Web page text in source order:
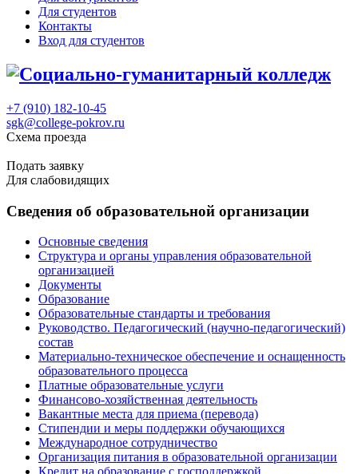
Для студентов
Контакты
Вход для студентов
+7 (910) 182-10-45
sgk@college-pokrov.ru
Схема проезда
Подать заявку
Для слабовидящих
Сведения об образовательной организации
Основные сведения
Структура и органы управления образовательной
организацией
Документы
Образование
Образовательные стандарты и требования
Руководство. Педагогический (научно-педагогический)
состав
Материально-техническое обеспечение и оснащенность
образовательного процесса
Платные образовательные услуги
Финансово-хозяйственная деятельность
Вакантные места для приема (перевода)
Стипендии и меры поддержки обучающихся
Международное сотрудничество
Организация питания в образовательной организации